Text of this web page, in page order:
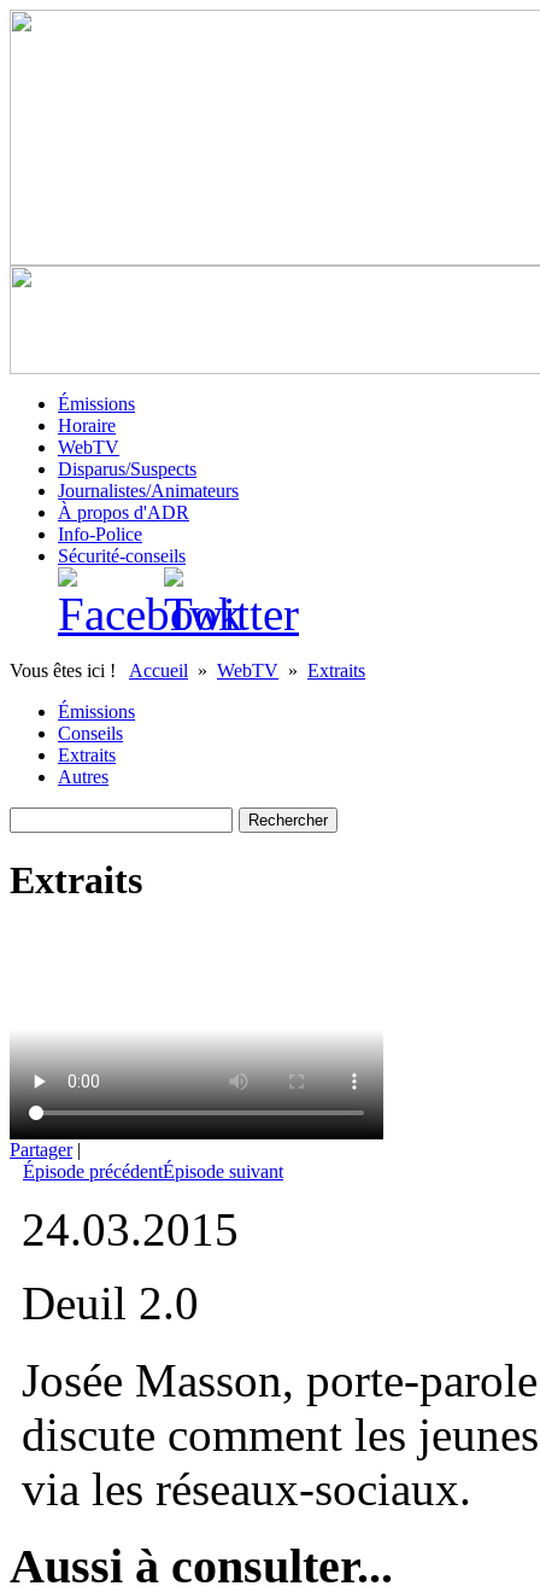
Émissions
Horaire
WebTV
Disparus/Suspects
Journalistes/Animateurs
À propos d'ADR
Info-Police
Sécurité-conseils
Vous êtes ici ! Accueil » WebTV » Extraits
Émissions
Conseils
Extraits
Autres
Extraits
Partager |
Épisode précédentÉpisode suivant
24.03.2015
Deuil 2.0
Josée Masson, porte-
discute comment les
via les réseaux-sociaux.
Aussi à consulter...